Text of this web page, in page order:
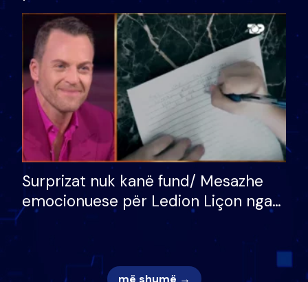
bukura në shtëpinë e BB VIP: Do më
mungojë zilja e mëngjesit kur…
Surprizat nuk kanë fund/ Mesazhe
emocionuese për Ledion Liçon nga
nuk i mban dot lotët: Nuk meritoj…
më shumë →